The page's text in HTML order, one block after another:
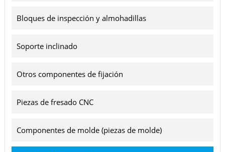
Bloques de inspección y almohadillas
Soporte inclinado
Otros componentes de fijación
Piezas de fresado CNC
Componentes de molde (piezas de molde)